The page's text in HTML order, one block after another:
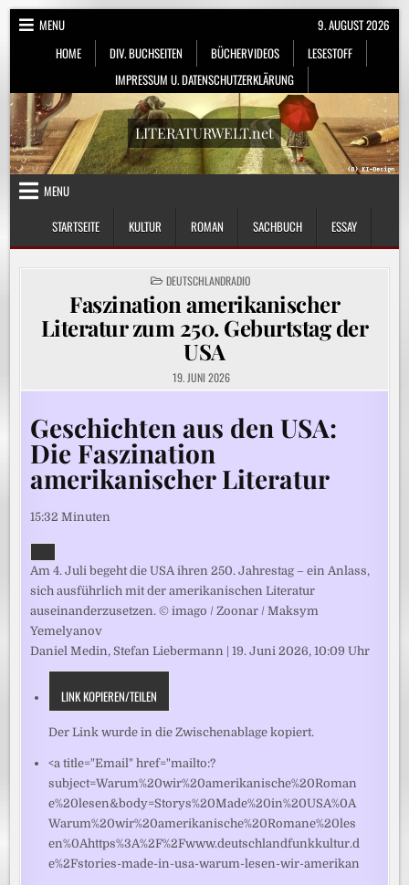
Skip
MENU
HOME
DIV. BUCHSEITEN BÜCHERVIDEOS
LESESTOFF
IMPRESSUM U. DATENSCHUTZERKLÄRUNG
9. AUGUST 2026
LITERATURWELT.net
MENU
STARTSEITE
KULTUR ROMAN SACHBUCH ESSAY
POSTED
IN
DEUTSCHLANDRADIO
Faszination amerikanischer
Literatur zum 250. Geburtstag der
USA
19. JUNI 2026
Geschichten aus den USA:
Die Faszination
amerikanischer Literatur
15:32 Minuten
Am 4. Juli begeht die USA ihren 250. Jahrestag – ein Anlass,
sich ausführlich mit der amerikanischen Literatur
auseinanderzusetzen. © imago / Zoonar / Maksym
Yemelyanov
Daniel Medin, Stefan Liebermann |19. Juni 2026, 10:09 Uhr
LINK KOPIEREN/TEILEN
Der Link wurde in die Zwischenablage kopiert.
<a title="Email" href="mailto:?
subject=Warum%20wir%20amerikanische%20Roman
e%20lesen&body=Storys%20Made%20in%20USA%0A
Warum%20wir%20amerikanische%20Romane%20les
en%0Ahttps%3A%2F%2Fwww.deutschlandfunkkultur.d
e%2Fstories-made-in-usa-warum-lesen-wir-amerikan